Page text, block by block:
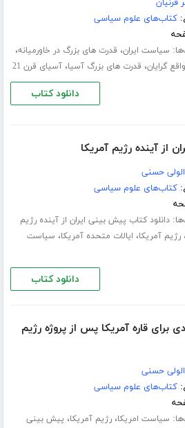
فرنیان
کتاب‌های علوم سیاسی
سیاست ایران، قدرت های بزرگ در خاورمیانه،
گرایان، قدرت های بزرگ آسیا،آسیای قرن 21
دانلود کتاب
از آینده رژیم آمریکا
حسنی
کتاب‌های علوم سیاسی
دانلود کتاب پیش بینی ایران از آینده رژیم
،رژیم آمریکا، ایالات متحده آمریکا، سیاست
دانلود کتاب
برای قاره آمریکا پس از پروژه رژیم
حسنی
کتاب‌های علوم سیاسی
سیاست امریکا،رژیم آمریکا، پیش بینی